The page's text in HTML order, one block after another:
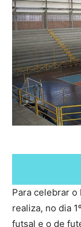
Para celebrar o
realiza, no dia
futsal e o de